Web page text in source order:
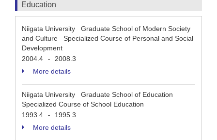
Education
Niigata University Graduate School of Modern Society
and Culture Specialized Course of Personal and Social
Development
2004.4
-
2008.3
More details
Niigata University Graduate School of Education
Specialized Course of School Education
1993.4
-
1995.3
More details